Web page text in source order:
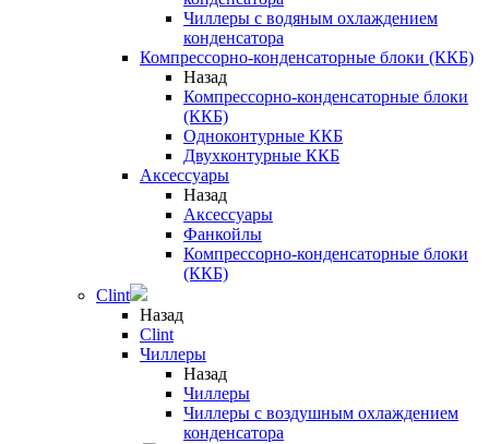
Чиллеры с водяным охлаждением
конденсатора
Компрессорно-конденсаторные блоки (ККБ)
Назад
Компрессорно-конденсаторные блоки
(ККБ)
Одноконтурные ККБ
Двухконтурные ККБ
Аксессуары
Назад
Аксессуары
Фанкойлы
Компрессорно-конденсаторные блоки
(ККБ)
Clint
Назад
Clint
Чиллеры
Назад
Чиллеры
Чиллеры с воздушным охлаждением
конденсатора